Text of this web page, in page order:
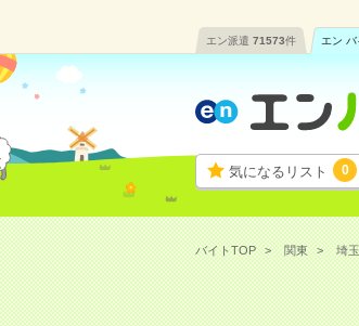
エン派遣 71573件 エン バ
気になるリスト 0
バイトTOP 関東 埼